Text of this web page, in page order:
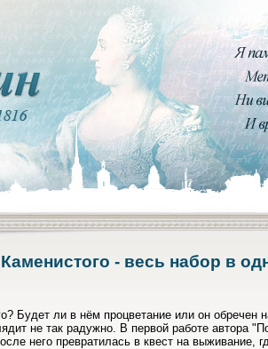
- весь набор в
Будет ли в нём процветание или он обречен
не так радужно. В первой работе автора
него превратилась в квест на выживание,